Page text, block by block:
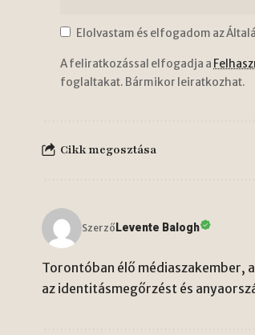
Elolvastam és elfogadom az
A feliratkozással elfogadja a
foglaltakat. Bármikor leiratkozhat.
Cikk megosztása
Szerző Levente Balogh
Torontóban élő médiaszakember,
az identitásmegőrzést és